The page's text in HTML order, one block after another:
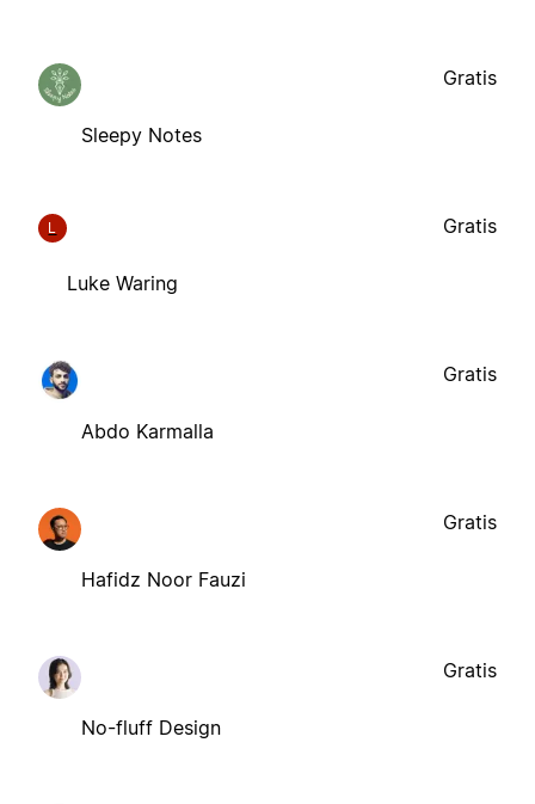
Sleepy Notes
Gratis
L
Luke Waring
Gratis
Abdo Karmalla
Gratis
Hafidz Noor Fauzi
Gratis
No-fluff Design
Gratis